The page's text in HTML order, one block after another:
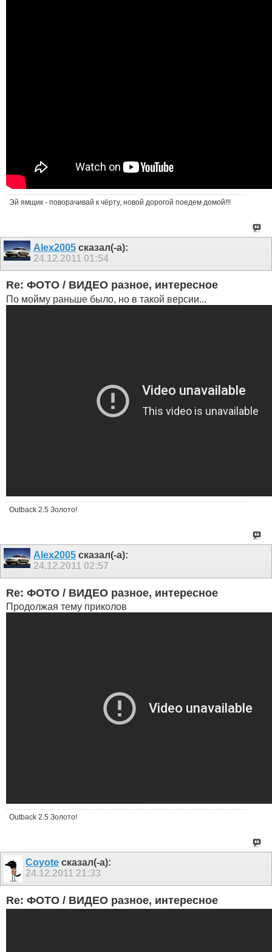
Эй ямщик - поворачивай к чёрту, новой дорогой поедем домой!!!
Alex2005 сказал(-а):
24.12.2011 01:54
Re: ФОТО / ВИДЕО разное, интересное
По мойму раньше было, но в такой версии...
Outback 2.5 Золото!
Alex2005 сказал(-а):
24.12.2011 02:57
Re: ФОТО / ВИДЕО разное, интересное
Продолжая тему приколов
Outback 2.5 Золото!
Coyote сказал(-а):
24.12.201121:33
Re: ФОТО / ВИДЕО разное, интересное